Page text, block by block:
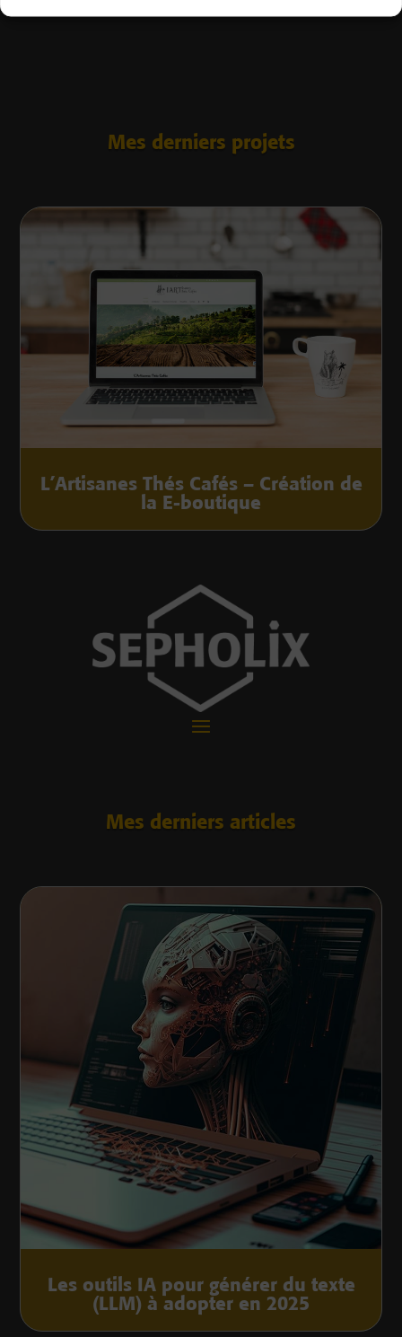
Mes derniers projets
L’Artisanes Thés Cafés – Création de
la E-boutique
Mes derniers articles
Les outils IA pour générer du texte
(LLM) à adopter en 2025